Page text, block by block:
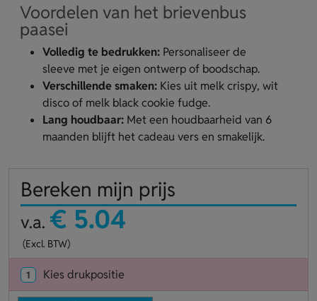
Voordelen van het brievenbus
paasei
Volledig te bedrukken: Personaliseer de
sleeve met je eigen ontwerp of boodschap.
Verschillende smaken: Kies uit melk crispy, wit
disco of melk black cookie fudge.
Lang houdbaar: Met een houdbaarheid van 6
maanden blijft het cadeau vers en smakelijk.
Bereken mijn prijs
v.a. € 5.04
(Excl. BTW)
1 Kies drukpositie